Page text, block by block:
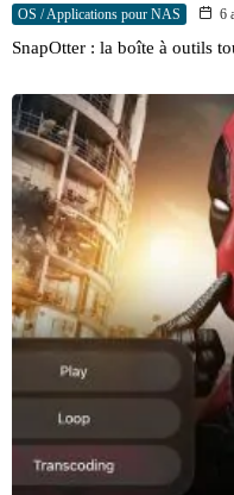
OS / Applications pour NAS 6
SnapOtter : la boîte à outils